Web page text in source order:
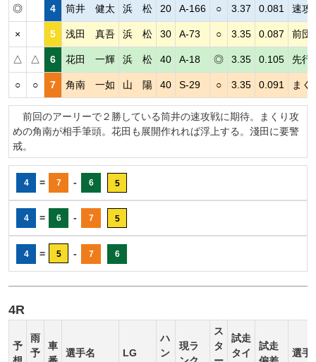
◎ 4 筒井 健太 浜 松 20 A-166 ○ 3.37 0.081 速攻
× 5 浅田 真吾 浜 松 30 A-73 ○ 3.35 0.087 前団
△ △ 6 花田 一輝 浜 松 40 A-18 ◎ 3.35 0.105 先行
○ ○ 7 角南 一如 山 陽 40 S-29 ○ 3.35 0.091 まく
前回のアーリーで２勝している筒井の速攻戦に期待。まくり攻
めの角南が相手筆頭。花田も展開作れれば浮上する。淺田に要警
戒。
4 = 7 - 6 5
4 = 6 - 7 5
4 = 5 - 7 6
4R
予
雨
予
車
選手名 LG
ハ
ン
現ラ
ス
タ
試走
タイ
試走
選手